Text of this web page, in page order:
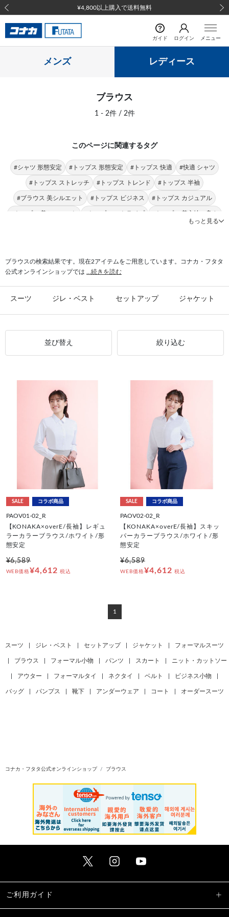
¥4,800以上購入で送料無料
前の画像
ガイド ログイン メニュー
メンズ レディース
ブラウス
1 - 2件 / 2件
このページに関連するタグ
#シャツ 形態安定 #トップス 形態安定 #トップス 快適 #快適 シャツ
#トップス ストレッチ #トップス トレンド #トップス 半袖
#ブラウス 美シルエット #トップス ビジネス #トップス カジュアル
#トップス 美シルエット #トップス ストライプ #トップス 着心地の良さ
#トップス NATURAL BEAUTY #レギュラーカラー シャツ
もっと見る
ブラウスの検索結果です。現在2アイテムをご用意しています。コナカ・フタタ
公式オンラインショップでは
...続きを読む
スーツ ジレ・ベスト セットアップ ジャケット
並び替え 絞り込む
SALE コラボ商品
PAOV01-02_R
【KONAKA×overE/長袖】レギュ
ラーカラーブラウス/ホワイト/形
態安定
¥6,589
WEB価格¥4,612 税込
SALE コラボ商品
PAOV02-02_R
【KONAKA×overE/長袖】スキッ
パーカラーブラウス/ホワイト/形
態安定
¥6,589
WEB価格¥4,612 税込
1
スーツ ジレ・ベスト セットアップ ジャケット フォーマルスーツ
ブラウス フォーマル小物 パンツ スカート ニット・カットソー
アウター フォーマルタイ ネクタイ ベルト ビジネス小物
バッグ パンプス 靴下 アンダーウェア コート オーダースーツ
コナカ・フタタ公式オンラインショップ ブラウス
ご利用ガイド